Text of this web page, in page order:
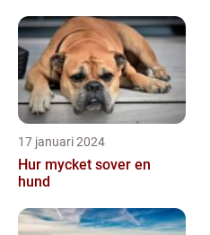
scabiei
17 januari 2024
Hur mycket sover en
hund